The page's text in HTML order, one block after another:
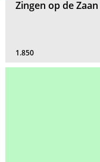
Zingen op de
1.850